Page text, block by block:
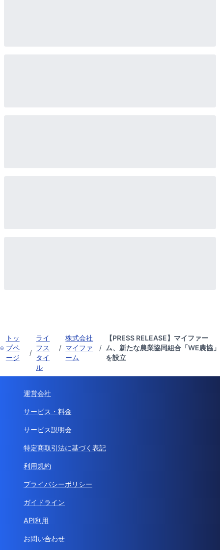
トッ
プペ
ージ
/
ライ
フス
タイ
ル
/
株式会社
マイファ
ーム
/
【PRESS RELEASE】マイファー
ム、新たな農業協同組合「WE農協」
を設立
運営会社
サービス・料金
サービス説明会
特定商取引法に基づく表記
利用規約
プライバシーポリシー
ガイドライン
API利用
お問い合わせ